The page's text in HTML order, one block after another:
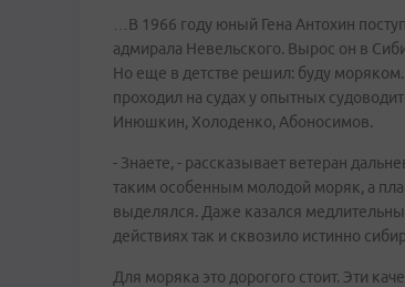
…В 1966 году юный Гена Антохин
адмирала Невельского. Вырос он в
Но еще в детстве решил: буду
проходил на судах у опытных
Инюшкин, Холоденко, Абоносимов.
- Знаете, - рассказывает ветеран
таким особенным молодой моряк, а
выделялся. Даже казался
действиях так и сквозило истинно
Для моряка это дорогого стоит. Эти